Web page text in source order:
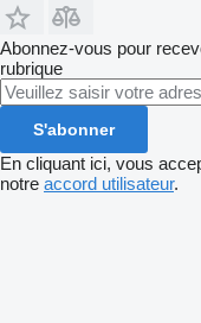
Abonnez-vous pour
rubrique
S'abonner
En cliquant ici, vous
notre accord utilisateur.